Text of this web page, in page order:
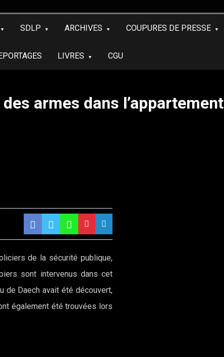
SDLP ARCHIVES COUPURES DE PRESSE
LIVRES CGU
armes dans l’appartement
de la sécurité publique,
sont intervenus dans cet
de Daech avait été découvert,
également été trouvées lors